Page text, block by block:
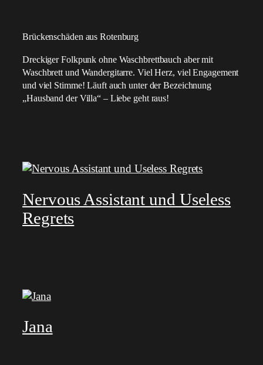
Brückenschäden aus Rotenburg
Dreckiger Folkpunk ohne Waschbrettbauch aber mit
Waschbrett und Wandergitarre. Viel Herz, viel Engagement
und viel Stimme! Läuft auch unter der Bezeichnung
„Hausband der Villa“ – Liebe geht raus!
Nervous Assistant und Useless
Regrets
Jana